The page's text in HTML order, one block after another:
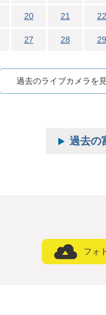
20 21 22
27 28 29
過去のライブカメラを
過去の
フォ